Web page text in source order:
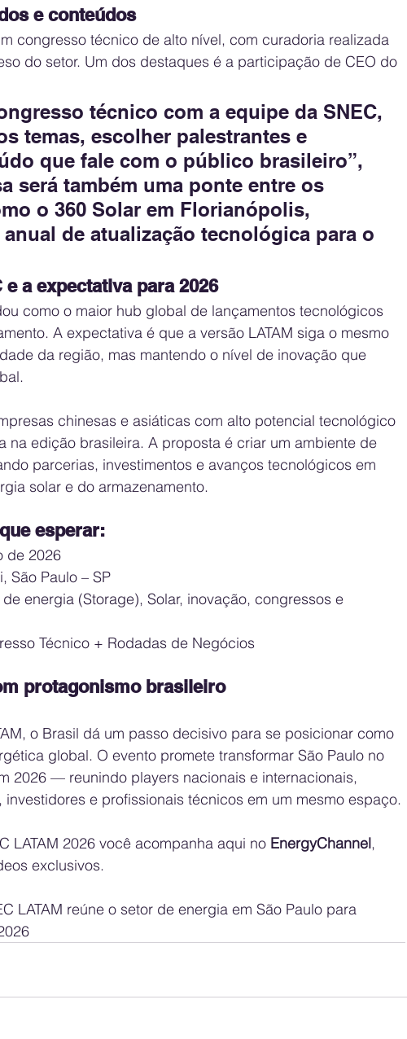
e conteúdos
congresso técnico de alto nível, com curadoria realizada
do setor. Um dos destaques é a participação de CEO do
técnico com a equipe da SNEC,
temas, escolher palestrantes e
que fale com o público brasileiro”,
será também uma ponte entre os
o 360 Solar em Florianópolis,
de atualização tecnológica para o
a expectativa para 2026
como o maior hub global de lançamentos tecnológicos
A expectativa é que a versão LATAM siga o mesmo
da região, mas mantendo o nível de inovação que
chinesas e asiáticas com alto potencial tecnológico
na edição brasileira. A proposta é criar um ambiente de
parcerias, investimentos e avanços tecnológicos em
solar e do armazenamento.
esperar:
de 2026
São Paulo – SP
energia (Storage), Solar, inovação, congressos e
Técnico + Rodadas de Negócios
protagonismo brasileiro
o Brasil dá um passo decisivo para se posicionar como
global. O evento promete transformar São Paulo no
2026 — reunindo players nacionais e internacionais,
e profissionais técnicos em um mesmo espaço.
LATAM 2026 você acompanha aqui no EnergyChannel,
exclusivos.
LATAM reúne o setor de energia em São Paulo para